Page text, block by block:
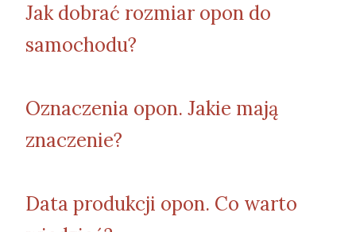
Jak dobrać rozmiar opon do
samochodu?
Oznaczenia opon. Jakie mają
znaczenie?
Data produkcji opon. Co warto